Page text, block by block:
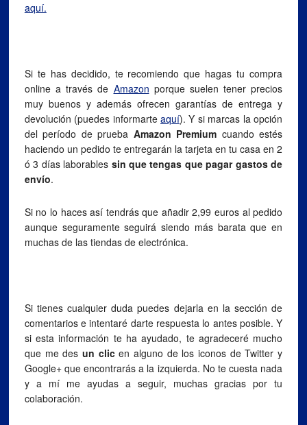
aquí.
Si te has decidido, te recomiendo que hagas tu compra
online a través de Amazon porque suelen tener precios
muy buenos y además ofrecen garantías de entrega y
devolución (puedes informarteaquí). Y si marcas la opción
del período de prueba Amazon Premium cuando estés
haciendo un pedido te entregarán la tarjeta en tu casa en 2
ó 3 días laborables sin que tengas que pagar gastos de
envío.
Si no lo haces así tendrás que añadir 2,99 euros al pedido
aunque seguramente seguirá siendo más barata que en
muchas de las tiendas de electrónica.
Si tienes cualquier duda puedes dejarla en la sección de
comentarios e intentaré darte respuesta lo antes posible. Y
si esta información te ha ayudado, te agradeceré mucho
que me des un clicen alguno de los iconos de Twitter y
Google+ que encontrarás a la izquierda. No te cuesta nada
y a mí me ayudas a seguir, muchas gracias por tu
colaboración.